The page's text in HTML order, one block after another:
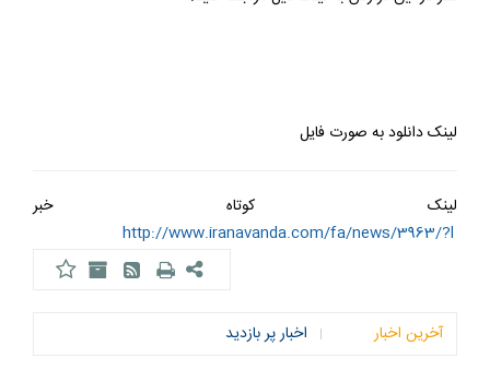
لینک دانلود به صورت فایل
لینک کوتاه خبر
http://www.iranavanda.com/fa/news/3963/?l
آخرین اخبار اخبار پر بازدید